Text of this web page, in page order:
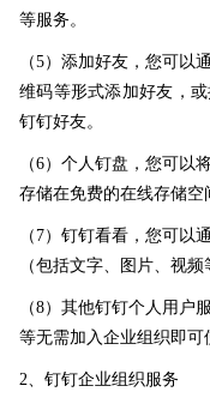
等服务。
（5）添加好友，您可以
维码等形式添加好友，
钉钉好友。
（6）个人钉盘，您可以
存储在免费的在线存储空
（7）钉钉看看，您可以
（包括文字、图片、视
（8）其他钉钉个人用户
等无需加入企业组织即可
2、钉钉企业组织服务